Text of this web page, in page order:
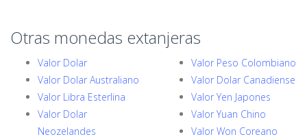
Otras monedas extanjeras
Valor Dolar
Valor Dolar Australiano
Valor Libra Esterlina
Valor Dolar
Neozelandes
Valor Peso Colombiano
Valor Dolar Canadiense
Valor Yen Japones
Valor Yuan Chino
Valor Won Coreano